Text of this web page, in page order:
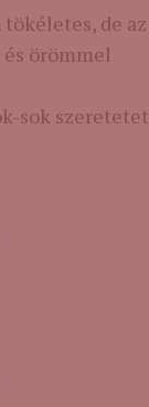
de az
örömmel
sok szeretetet